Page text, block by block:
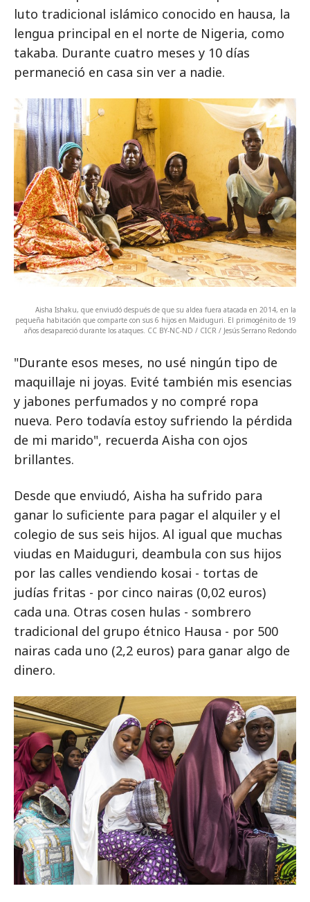
luto tradicional islámico conocido en hausa, la
lengua principal en el norte de Nigeria, como
takaba. Durante cuatro meses y 10 días
permaneció en casa sin ver a nadie.
Aisha Ishaku, que enviudó después de que su aldea fuera atacada en 2014, en la
pequeña habitación que comparte con sus 6 hijos en Maiduguri. El primogénito de 19
años desapareció durante los ataques. CC BY-NC-ND / CICR / Jesús Serrano Redondo
"Durante esos meses, no usé ningún tipo de
maquillaje ni joyas. Evité también mis esencias
y jabones perfumados y no compré ropa
nueva. Pero todavía estoy sufriendo la pérdida
de mi marido", recuerda Aisha con ojos
brillantes.
Desde que enviudó, Aisha ha sufrido para
ganar lo suficiente para pagar el alquiler y el
colegio de sus seis hijos. Al igual que muchas
viudas en Maiduguri, deambula con sus hijos
por las calles vendiendo kosai - tortas de
judías fritas - por cinco nairas (0,02 euros)
cada una. Otras cosen hulas - sombrero
tradicional del grupo étnico Hausa - por 500
nairas cada uno (2,2 euros) para ganar algo de
dinero.